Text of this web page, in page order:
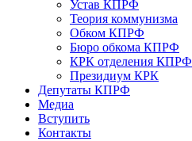
Устав КПРФ
Теория коммунизма
Обком КПРФ
Бюро обкома КПРФ
КРК отделения КПРФ
Президиум КРК
Депутаты КПРФ
Медиа
Вступить
Контакты